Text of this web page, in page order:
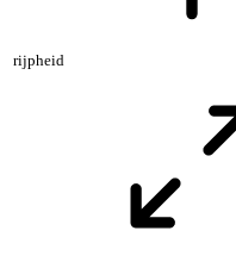
rijpheid